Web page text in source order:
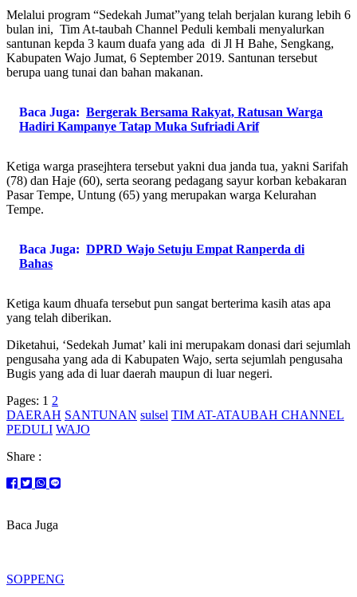
Melalui program “Sedekah Jumat”yang telah berjalan kurang lebih 6
bulan ini, Tim At-taubah Channel Peduli kembali menyalurkan
santunan kepda 3 kaum duafa yang ada di Jl H Bahe, Sengkang,
Kabupaten Wajo Jumat, 6 September 2019. Santunan tersebut
berupa uang tunai dan bahan makanan.
Baca Juga: Bergerak Bersama Rakyat, Ratusan Warga
Hadiri Kampanye Tatap Muka Sufriadi Arif
Ketiga warga prasejhtera tersebut yakni dua janda tua, yakni Sarifah
(78) dan Haje (60), serta seorang pedagang sayur korban kebakaran
Pasar Tempe, Untung (65) yang merupakan warga Kelurahan
Tempe.
Baca Juga: DPRD Wajo Setuju Empat Ranperda di
Bahas
Ketiga kaum dhuafa tersebut pun sangat berterima kasih atas apa
yang telah diberikan.
Diketahui, ‘Sedekah Jumat’ kali ini merupakam donasi dari sejumlah
pengusaha yang ada di Kabupaten Wajo, serta sejumlah pengusaha
Bugis yang ada di luar daerah maupun di luar negeri.
Pages: 1 2
DAERAH SANTUNAN sulsel TIM AT-ATAUBAH CHANNEL
PEDULI WAJO
Share :
Baca Juga
SOPPENG